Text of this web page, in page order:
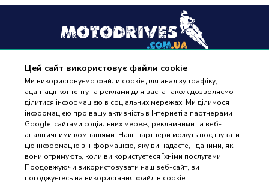
Цей сайт використовує файли cookie
Ми використовуємо файли cookie для аналізу трафіку,
адаптації контенту та реклами для вас, а також дозволяємо
ділитися інформацією в соціальних мережах. Ми ділимося
інформацією про вашу активність в Інтернеті з партнерами
Google: сайтами соціальних мереж, рекламними та веб-
аналітичними компаніями. Наші партнери можуть поєднувати
цю інформацію з інформацією, яку ви надаєте, і даними, які
вони отримують, коли ви користуєтеся їхніми послугами.
Продовжуючи використовувати наш веб-сайт, ви
погоджуєтесь на використання файлів cookie.
+38(096) 488 77 88
дзвінки приймаються в робочі дні з 9:00 до 18:00
Оплата та доставка
ПІДБІР
ЗАПЧАСТИН